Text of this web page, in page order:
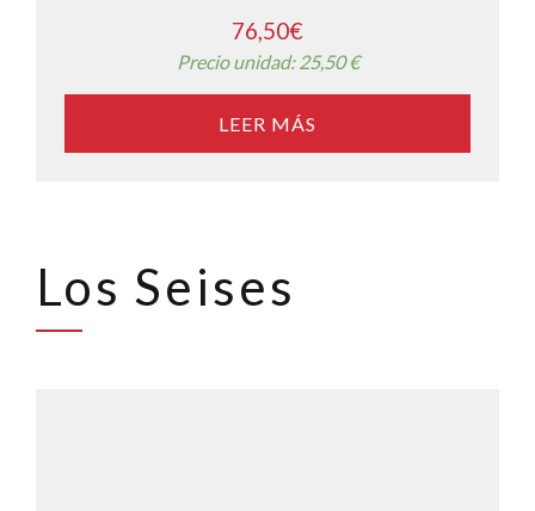
76,50€
Precio unidad: 25,50 €
LEER MÁS
Los Seises